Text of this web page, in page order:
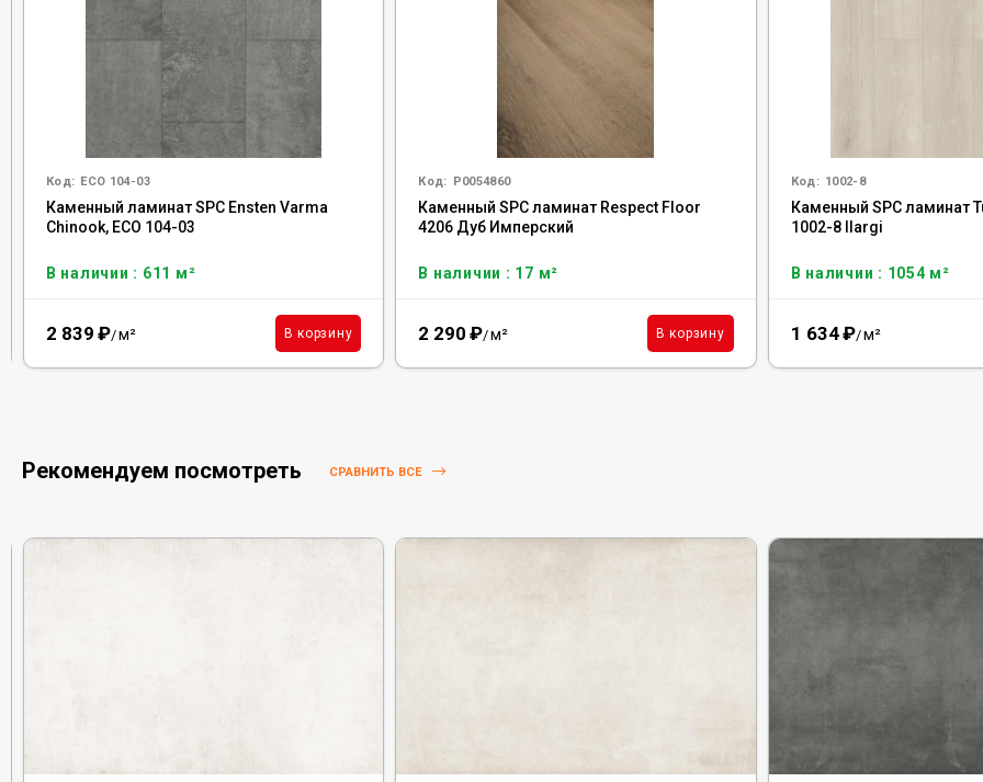
Код: ECO 104-03
Каменный ламинат SPC Ensten Varma
Chinook, ECO 104-03
В наличии : 611 м²
2 839 ₽/м² В корзину
Код: Р0054860
Каменный SPC ламинат Respect Floor
4206 Дуб Имперский
В наличии : 17 м²
2 290 ₽/м² В корзину
Код: 1002-8
Каменный SPC ламинат
1002-8 Ilargi
В наличии : 1054 м²
1 634₽/м²
Рекомендуем посмотреть СРАВНИТЬ ВСЕ